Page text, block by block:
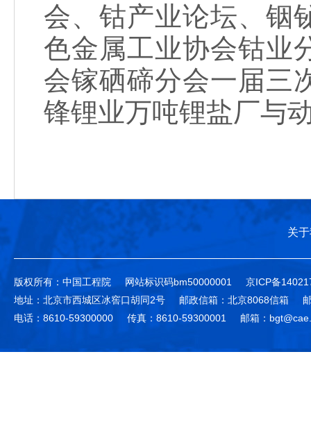
会、钴产业论坛、铟
色金属工业协会钴业
会镓硒碲分会一届三
锋锂业万吨锂盐厂与
关
版权所有：中国工程院 网站标识码bm50000001
京ICP备
地址：北京市西城区冰窖口胡同2号
邮政信箱：北京8068信箱
电话：8610-59300000
传真：8610-59300001 邮箱：